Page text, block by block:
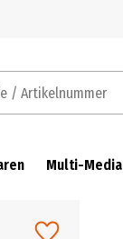
Multi-Media